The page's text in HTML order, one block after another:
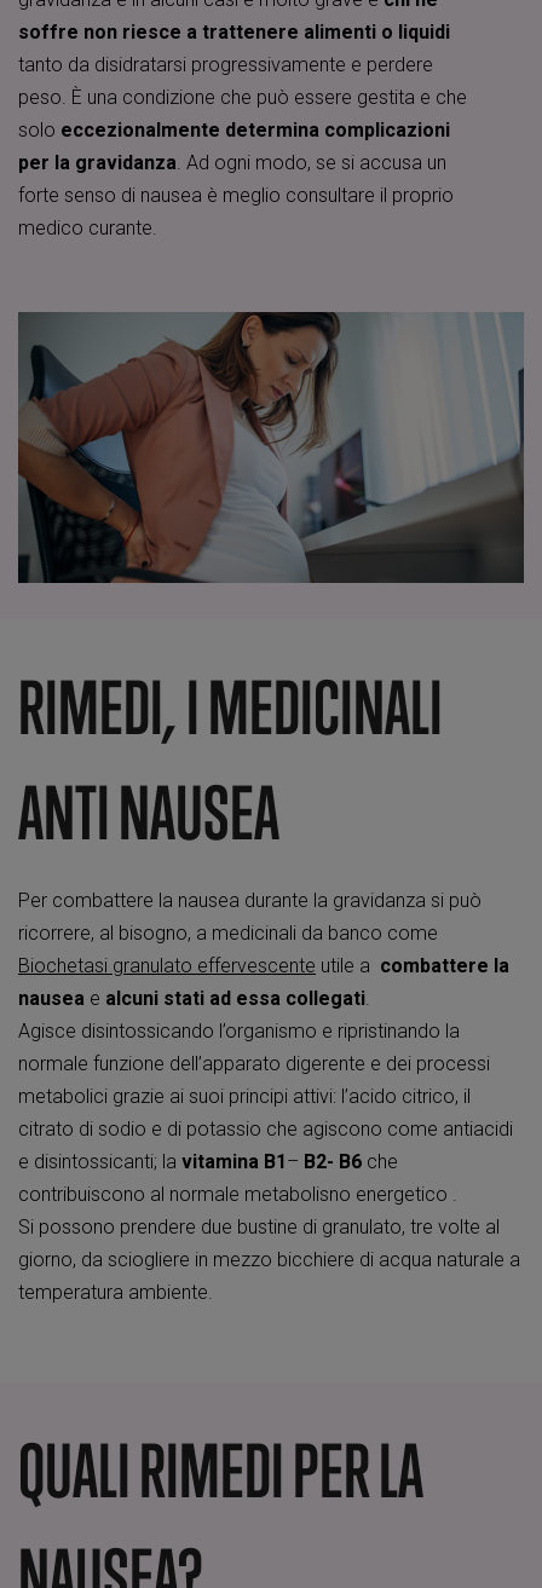
soffre non riesce a trattenere alimenti o liquidi
tanto da disidratarsi progressivamente e perdere
peso. È una condizione che può essere gestita e che
solo eccezionalmente determina complicazioni
per la gravidanza. Ad ogni modo, se si accusa un
forte senso di nausea è meglio consultare il proprio
medico curante.
RIMEDI, I MEDICINALI
ANTI NAUSEA
Per combattere la nausea durante la gravidanza si può
ricorrere, al bisogno, a medicinali da banco come
Biochetasi granulato effervescente utile a combattere la
nausea e alcuni stati ad essa collegati.
Agisce disintossicando l’organismo e ripristinando la
normale funzione dell’apparato digerente e dei processi
metabolici grazie ai suoi principi attivi: l’acido citrico, il
citrato di sodio e di potassio che agiscono come antiacidi
e disintossicanti; la vitamina B1 – B2- B6 che
contribuiscono al normale metabolisno energetico .
Si possono prendere due bustine di granulato, tre volte al
giorno, da sciogliere in mezzo bicchiere di acqua naturale a
temperatura ambiente.
QUALI RIMEDI PER LA